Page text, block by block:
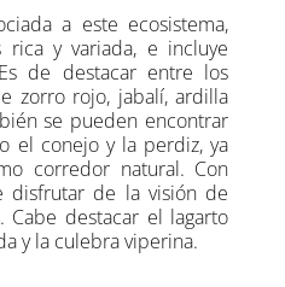
a este ecosistema,
y variada, e incluye
de destacar entre los
zorro rojo, jabalí, ardilla
se pueden encontrar
el conejo y la perdiz, ya
corredor natural. Con
disfrutar de la visión de
destacar el lagarto
y la culebra viperina.